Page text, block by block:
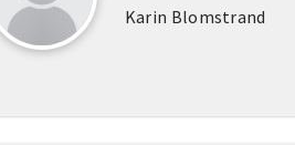
Karin Blomstrand